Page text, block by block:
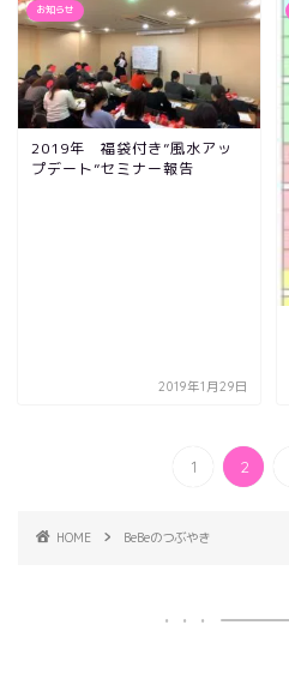
お知らせ
2019年 福袋付き”風水アッ
プデート”セミナー報告
2019年1月29日
1 2
HOME BeBeのつぶやき